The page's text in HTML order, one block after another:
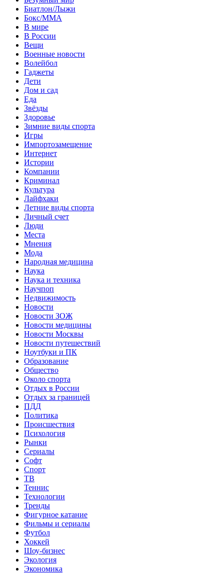
Биатлон/Лыжи
Бокс/MMA
В мире
В России
Вещи
Военные новости
Волейбол
Гаджеты
Дети
Дом и сад
Еда
Звёзды
Здоровье
Зимние виды спорта
Игры
Импортозамещение
Интернет
Истории
Компании
Криминал
Культура
Лайфхаки
Летние виды спорта
Личный счет
Люди
Места
Мнения
Мода
Народная медицина
Наука
Наука и техника
Научпоп
Недвижимость
Новости
Новости ЗОЖ
Новости медицины
Новости Москвы
Новости путешествий
Ноутбуки и ПК
Образование
Общество
Около спорта
Отдых в России
Отдых за границей
ПДД
Политика
Происшествия
Психология
Рынки
Сериалы
Софт
Спорт
ТВ
Теннис
Технологии
Тренды
Фигурное катание
Фильмы и сериалы
Футбол
Хоккей
Шоу-бизнес
Экология
Экономика